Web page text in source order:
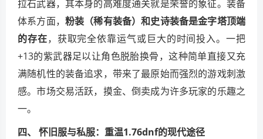
拉石武器，其本身的高难度通关就是荣誉的象征。装备
体系方面， 粉装（稀有装备）和史诗装备是金字塔顶端
的存在，获取完全依靠运气或巨大的时间投入。一把
+13的紫武器足以让角色脱胎换骨，这种简单直接又充
满随机性的装备追求，带来了最原始而强烈的游戏刺激
感。市场交易活跃，摸金、倒卖成为许多玩家的乐趣之
一。
四、 怀旧服与私服：重温1.76dnf的现代途径